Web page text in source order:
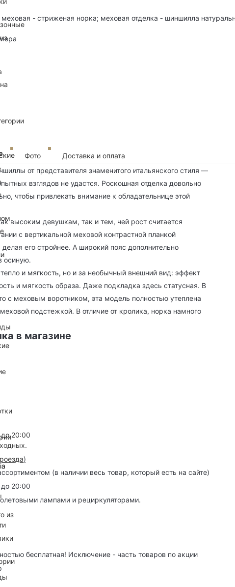
из
- стриженая норка; меховая отделка - шиншилла
Фото
Доставка и оплата
от представителя знаменитого итальянского стиля —
взглядов не удастся. Роскошная отделка довольно
чтобы привлекать внимание к обладательнице этой
высоким девушкам, так и тем, чей рост считается
с вертикальной меховой контрастной планкой
делая его стройнее. А широкий пояс дополнительно
осиную.
и мягкость, но и за необычный внешний вид: эффект
и мягкость образа. Даже подкладка здесь статусная. В
с меховым воротником, эта модель полностью утеплена
подстежкой. В отличие от кролика, норка намного
в магазине
20:00
)
(в наличии весь товар, который есть на сайте)
20:00
лампами и рециркуляторами.
бесплатная! Исключение - часть товаров по акции